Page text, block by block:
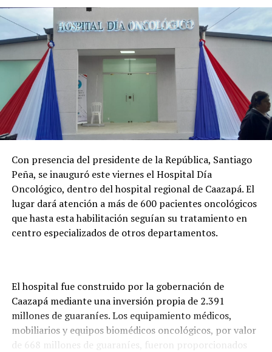
Con presencia del presidente de la República, Santiago
Peña, se inauguró este viernes el Hospital Día
Oncológico, dentro del hospital regional de Caazapá. El
lugar dará atención a más de 600 pacientes oncológicos
que hasta esta habilitación seguían su tratamiento en
centro especializados de otros departamentos.
El hospital fue construido por la gobernación de
Caazapá mediante una inversión propia de 2.391
millones de guaraníes. Los equipamiento médicos,
mobiliarios y equipos biomédicos oncológicos, por valor
de 668 millones de guaraníes, fueron proporcionados